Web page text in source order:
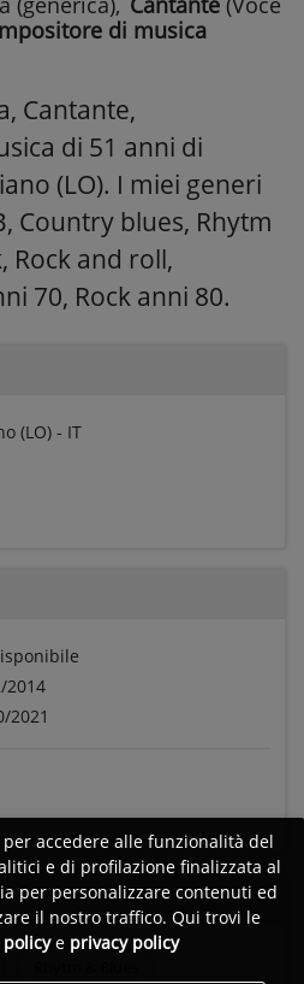
di musica
Cantante,
di 51 anni di
(LO). I miei generi
Country blues, Rhytm
Rock and roll,
70, Rock anni 80.
(LO) - IT
2014
2021
accedere alle funzionalità del
e di profilazione finalizzata al
per personalizzare contenuti ed
il nostro traffico. Qui trovi le
policye privacy policy